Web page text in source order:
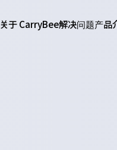
关于 CarryBee解决问题产品